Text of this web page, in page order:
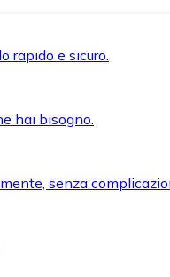
rapido e sicuro.
hai bisogno.
senza